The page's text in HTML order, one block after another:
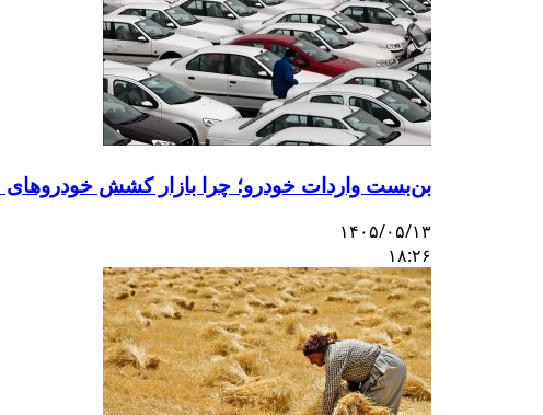
بن‌بست واردات خودرو؛ چرا بازار کشش خودروهای ۱۰ میلیاردی را ندارد؟
۱۴۰۵/۰۵/۱۳
۱۸:۲۶